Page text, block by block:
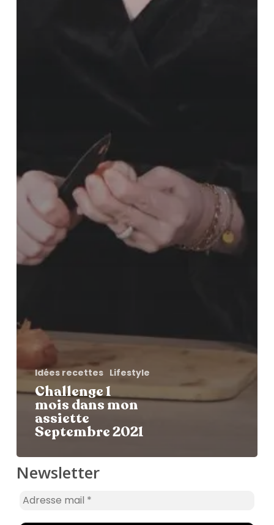
Idées recettes Lifestyle
Challenge 1
mois dans mon
assiette
Septembre 2021
Newsletter